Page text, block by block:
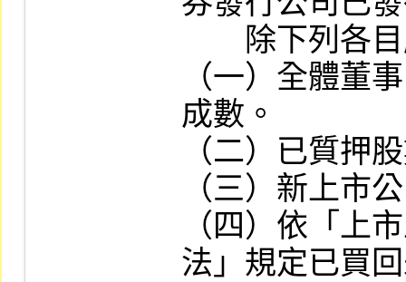
除下列各目
（一）全體董
成數。
（二）已質押
（三）新上市
（四）依「上
法」規定已買